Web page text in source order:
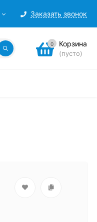
Заказать звонок
0 Корзина
(пусто)